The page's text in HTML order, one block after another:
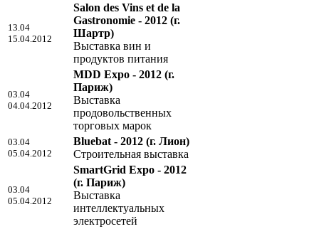
13.04
15.04.2012
Salon des Vins et de la
Gastronomie - 2012 (г.
Шартр)
Выставка вин и
продуктов питания
03.04
04.04.2012
MDD Expo - 2012 (г.
Париж)
Выставка
продовольственных
торговых марок
03.04
05.04.2012
Bluebat - 2012 (г. Лион)
Строительная выставка
03.04
05.04.2012
SmartGrid Expo - 2012
(г. Париж)
Выставка
интеллектуальных
электросетей